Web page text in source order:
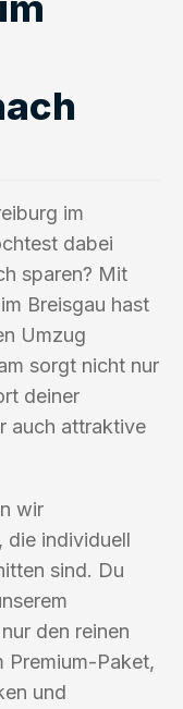
im
dabei
sparen? Mit
Breisgau hast
Umzug
sorgt nicht nur
deiner
auch attraktive
wir
die individuell
sind. Du
den reinen
Premium-Paket,
und